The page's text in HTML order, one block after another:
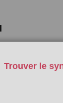
Trouver le